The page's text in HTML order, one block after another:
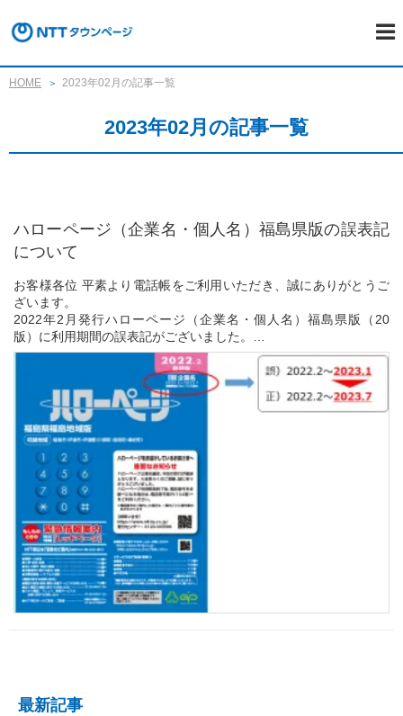
HOME 2023年02月の記事一覧
2023年02月の記事一覧
ハローページ（企業名・個人名）福島県版の誤表記
について
お客様各位 平素より電話帳をご利用いただき、誠にありがとうご
ざいます。
2022年2月発行ハローページ（企業名・個人名）福島県版（20
版）に利用期間の誤表記がございました。
つきましては下記のとおり訂正し対応させていただくと共に、お
客様にご迷惑をおかけしましたことを深くお詫び申し上げます。...
最新記事